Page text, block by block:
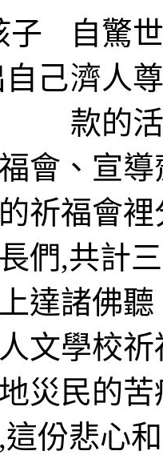
自驚
濟人
款的
會、宣
祈福會
們,共計
達諸佛聽
文學校
災民的
份悲心